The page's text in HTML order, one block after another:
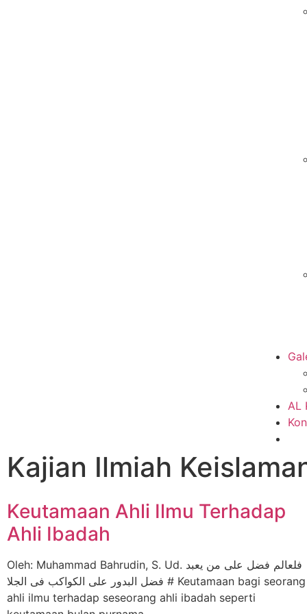
AL
Kajian Ilmiah
Keutamaan Ahli Ilmu Terhadap
Ahli Ibadah
Oleh: Muhammad Bahrudin, S. Ud. فلعالم فضل على من يعبد
# فضل البدور على الكواكب فى الجلا Keutamaan bagi seorang
ahli ilmu terhadap seseorang ahli ibadah seperti